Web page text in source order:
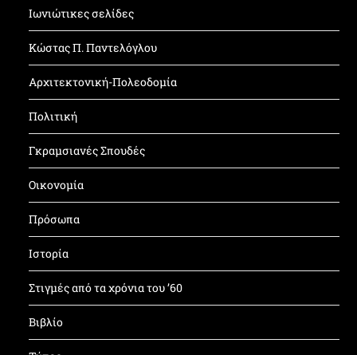
Ιωνιώτικες σελίδες
Κώστας Π. Παντελόγλου
Αρχιτεκτονική-Πολεοδομία
Πολιτική
Γκραμσιανές Σπουδές
Οικονομία
Πρόσωπα
Ιστορία
Στιγμές από τα χρόνια του ’60
Βιβλίο